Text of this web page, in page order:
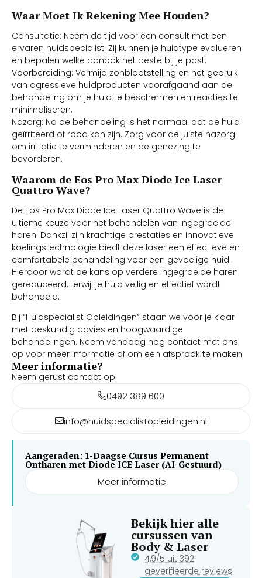
Waar Moet Ik Rekening Mee Houden?
Consultatie: Neem de tijd voor een consult met een
ervaren huidspecialist. Zij kunnen je huidtype evalueren
en bepalen welke aanpak het beste bij je past.
Voorbereiding: Vermijd zonblootstelling en het gebruik
van agressieve huidproducten voorafgaand aan de
behandeling om je huid te beschermen en reacties te
minimaliseren.
Nazorg: Na de behandeling is het normaal dat de huid
geïrriteerd of rood kan zijn. Zorg voor de juiste nazorg
om irritatie te verminderen en de genezing te
bevorderen.
Waarom de Eos Pro Max Diode Ice Laser
Quattro Wave?
De Eos Pro Max Diode Ice Laser Quattro Wave is de
ultieme keuze voor het behandelen van ingegroeide
haren. Dankzij zijn krachtige prestaties en innovatieve
koelingstechnologie biedt deze laser een effectieve en
comfortabele behandeling voor een gevoelige huid.
Hierdoor wordt de kans op verdere ingegroeide haren
gereduceerd, terwijl je huid veilig en effectief wordt
behandeld.
Bij “Huidspecialist Opleidingen” staan we voor je klaar
met deskundig advies en hoogwaardige
behandelingen. Neem vandaag nog contact met ons
op voor meer informatie of om een afspraak te maken!
Meer informatie?
Neem gerust contact op
0492 389 600
info@huidspecialistopleidingen.nl
Aangeraden: 1-Daagse Cursus Permanent
Ontharen met Diode ICE Laser (AI-Gestuurd)
Meer informatie
Bekijk hier alle
cursussen van
Body & Laser
4,9/5 uit 392
geverifieerde reviews